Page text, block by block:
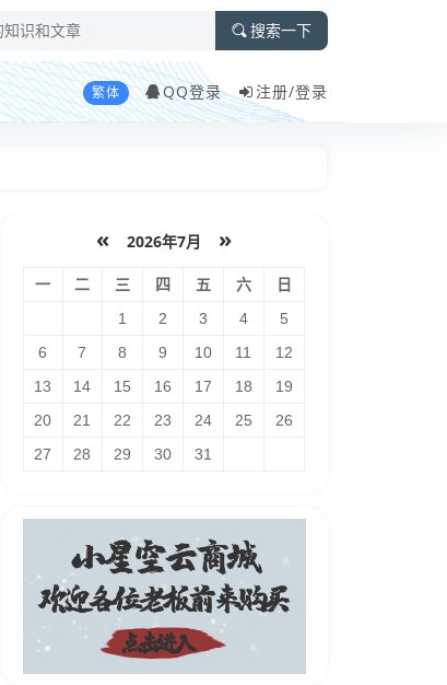
搜索一下
繁体 QQ登录 注册/登录
« 2026年7月 »
一 二 三 四 五 六
日
1
2 3 4
5
6
7 8 9 10 11
12
13
14 15 16 17 18
19
20
21 22 23 24 25
26
27
28 29 30 31